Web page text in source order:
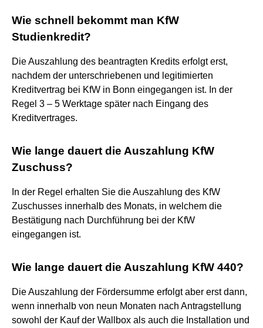
Wie schnell bekommt man KfW
Studienkredit?
Die Auszahlung des beantragten Kredits erfolgt erst,
nachdem der unterschriebenen und legitimierten
Kreditvertrag bei KfW in Bonn eingegangen ist. In der
Regel 3 – 5 Werktage später nach Eingang des
Kreditvertrages.
Wie lange dauert die Auszahlung KfW
Zuschuss?
In der Regel erhalten Sie die Auszahlung des KfW
Zuschusses innerhalb des Monats, in welchem die
Bestätigung nach Durchführung bei der KfW
eingegangen ist.
Wie lange dauert die Auszahlung KfW 440?
Die Auszahlung der Fördersumme erfolgt aber erst dann,
wenn innerhalb von neun Monaten nach Antragstellung
sowohl der Kauf der Wallbox als auch die Installation und